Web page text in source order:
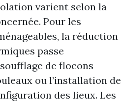
varient selon la
Pour les
la réduction
passe
de flocons
ou l’installation de
des lieux. Les